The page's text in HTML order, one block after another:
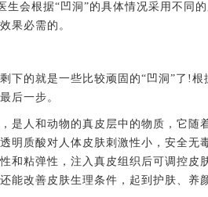
会根据“凹洞”的具体情况采用不同的
果必需的。
的就是一些比较顽固的“凹洞”了!根
后一步。
人和动物的真皮层中的物质，它随着
明质酸对人体皮肤刺激性小，安全无
和粘弹性，注入真皮组织后可调控皮
能改善皮肤生理条件，起到护肤、养